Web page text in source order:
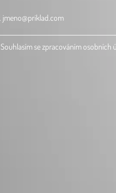
Souhlasím se zpracováním osobních